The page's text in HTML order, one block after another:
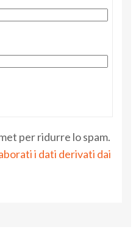
per ridurre lo spam.
i dati derivati dai